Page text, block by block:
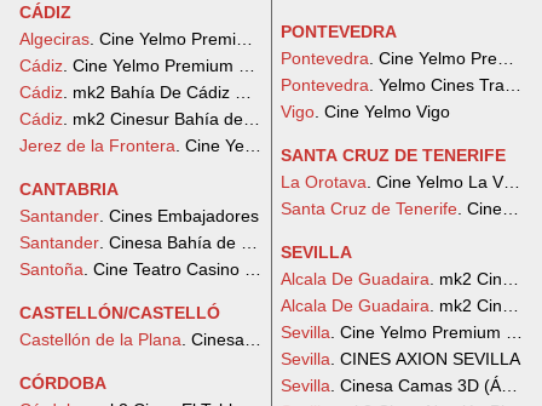
CÁDIZ
Algeciras . Cine Yelmo Premium Puerta Europa
Cádiz . Cine Yelmo Premium Bahía Sur
Cádiz . mk2 Bahía De Cádiz Cines Premium
Cádiz . mk2 Cinesur Bahía de Cádiz
Jerez de la Frontera . Cine Yelmo Area Sur
CANTABRIA
Santander . Cines Embajadores
Santander . Cinesa Bahía de Santander 3D
Santoña . Cine Teatro Casino Liceo Santoña
CASTELLÓN/CASTELLÓ
Castellón de la Plana . Cinesa La Salera
CÓRDOBA
PONTEVEDRA
Pontevedra . Cine Yelmo
Pontevedra . Yelmo Cines
Vigo . Cine Yelmo Vigo
SANTA CRUZ DE TENERIFE
La Orotava . Cine Yelmo La Villa-
Santa Cruz de Tenerife . Cine
SEVILLA
Alcala De Guadaira . mk2 Cines
Alcala De Guadaira . mk2
Sevilla . Cine Yelmo Premium
Sevilla . CINES AXION SEVILLA
Sevilla . Cinesa Camas 3D